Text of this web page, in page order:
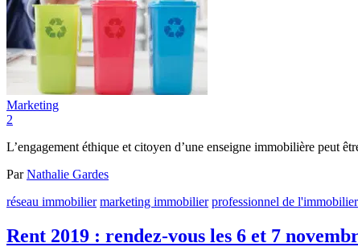
Marketing
2
L’engagement éthique et citoyen d’une enseigne immobilière peut
ParNathalie Gardes
réseau immobilier marketing immobilier professionnel de l'immobilier
Rent 2019 : rendez-vous les 6 et 7